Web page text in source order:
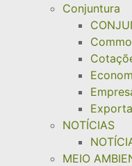
Conjuntura
NOTÍCIAS
MEIO